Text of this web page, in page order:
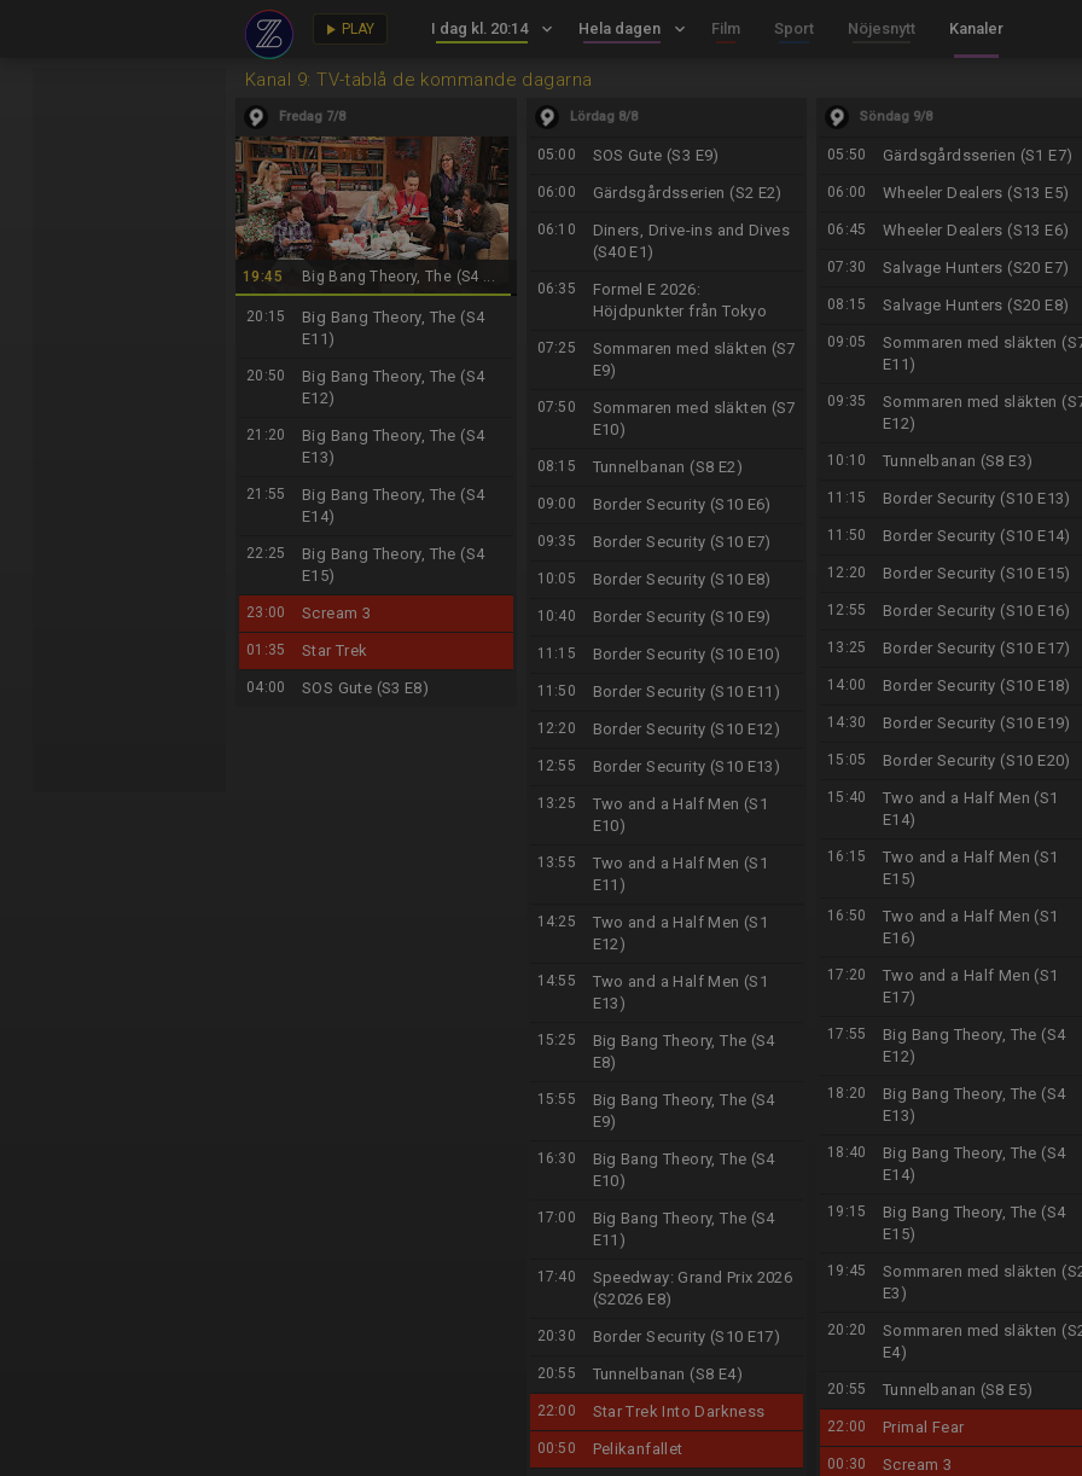
play_arrow PLAY I dag kl. 20:14 keyboard_arrow_down Hela dagen keyboard_arrow_down Film Sport Nöjesnytt Kanaler
Kanal 9: TV-tablå de kommande dagarna
Fredag 7/8
19:45 Big Bang Theory, The (S4 ...
20:15
Big Bang Theory, The (S4
E11)
20:50
Big Bang Theory, The (S4
E12)
21:20
Big Bang Theory, The (S4
E13)
21:55
Big Bang Theory, The (S4
E14)
22:25
Big Bang Theory, The (S4
E15)
23:00 Scream 3
01:35 Star Trek
04:00 SOS Gute (S3 E8)
Lördag 8/8
05:00 SOS Gute (S3 E9)
06:00 Gärdsgårdsserien (S2 E2)
06:10
Diners, Drive-ins and Dives
(S40 E1)
06:35
Formel E 2026:
Höjdpunkter från Tokyo
07:25
Sommaren med släkten (S7
E9)
07:50
Sommaren med släkten (S7
E10)
08:15 Tunnelbanan (S8 E2)
09:00 Border Security (S10 E6)
09:35 Border Security (S10 E7)
10:05 Border Security (S10 E8)
10:40 Border Security (S10 E9)
11:15 Border Security (S10 E10)
11:50 Border Security (S10 E11)
12:20 Border Security (S10 E12)
12:55 Border Security (S10 E13)
13:25
Two and a Half Men (S1
E10)
13:55
Two and a Half Men (S1
E11)
14:25
Two and a Half Men (S1
E12)
14:55
Two and a Half Men (S1
E13)
15:25
Big Bang Theory, The (S4
E8)
15:55
Big Bang Theory, The (S4
E9)
16:30
Big Bang Theory, The (S4
E10)
17:00
Big Bang Theory, The (S4
E11)
17:40
Speedway: Grand Prix 2026
(S2026 E8)
20:30 Border Security (S10 E17)
20:55 Tunnelbanan (S8 E4)
22:00 Star Trek Into Darkness
00:50 Pelikanfallet
Söndag 9/8
05:50 Gärdsgårdsserien (S1 E7)
06:00 Wheeler Dealers (S13 E5)
06:45 Wheeler Dealers (S13 E6)
07:30 Salvage Hunters (S20 E7)
08:15 Salvage Hunters (S20 E8)
09:05
Sommaren med släkten
E11)
09:35
Sommaren med släkten
E12)
10:10 Tunnelbanan (S8 E3)
11:15 Border Security (S10 E13)
11:50 Border Security (S10 E14)
12:20 Border Security (S10 E15)
12:55 Border Security (S10 E16)
13:25 Border Security (S10 E17)
14:00 Border Security (S10 E18)
14:30 Border Security (S10 E19)
15:05 Border Security (S10 E20)
15:40
Two and a Half Men (S1
E14)
16:15
Two and a Half Men (S1
E15)
16:50
Two and a Half Men (S1
E16)
17:20
Two and a Half Men (S1
E17)
17:55
Big Bang Theory, The (S4
E12)
18:20
Big Bang Theory, The (S4
E13)
18:40
Big Bang Theory, The (S4
E14)
19:15
Big Bang Theory, The (S4
E15)
19:45
Sommaren med släkten
E3)
20:20
Sommaren med släkten
E4)
20:55 Tunnelbanan (S8 E5)
22:00 Primal Fear
00:30 Scream 3